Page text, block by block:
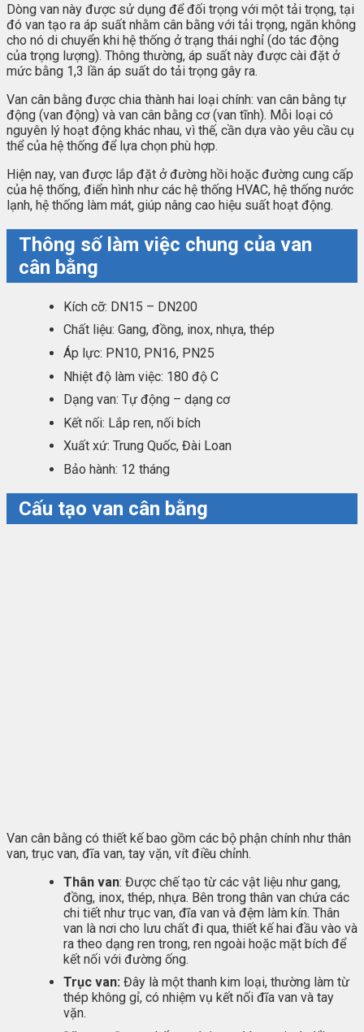
Dòng van này được sử dụng để đối trọng với một tải trọng, tại
đó van tạo ra áp suất nhằm cân bằng với tải trọng, ngăn không
cho nó di chuyển khi hệ thống ở trạng thái nghỉ (do tác động
của trọng lượng). Thông thường, áp suất này được cài đặt ở
mức bằng 1,3 lần áp suất do tải trọng gây ra.
Van cân bằng được chia thành hai loại chính: van cân bằng tự
động (van động) và van cân bằng cơ (van tĩnh). Mỗi loại có
nguyên lý hoạt động khác nhau, vì thế, cần dựa vào yêu cầu cụ
thể của hệ thống để lựa chọn phù hợp.
Hiện nay, van được lắp đặt ở đường hồi hoặc đường cung cấp
của hệ thống, điển hình như các hệ thống HVAC, hệ thống nước
lạnh, hệ thống làm mát, giúp nâng cao hiệu suất hoạt động.
Thông số làm việc chung của van
cân bằng
Kích cỡ: DN15 – DN200
Chất liệu: Gang, đồng, inox, nhựa, thép
Áp lực: PN10, PN16, PN25
Nhiệt độ làm việc: 180 độ C
Dạng van: Tự động – dạng cơ
Kết nối: Lắp ren, nối bích
Xuất xứ: Trung Quốc, Đài Loan
Bảo hành: 12 tháng
Cấu tạo van cân bằng
Van cân bằng có thiết kế bao gồm các bộ phận chính như thân
van, trục van, đĩa van, tay vặn, vít điều chỉnh.
Thân van: Được chế tạo từ các vật liệu như gang,
đồng, inox, thép, nhựa. Bên trong thân van chứa các
chi tiết như trục van, đĩa van và đệm làm kín. Thân
van là nơi cho lưu chất đi qua, thiết kế hai đầu vào và
ra theo dạng ren trong, ren ngoài hoặc mặt bích để
kết nối với đường ống.
Trục van: Đây là một thanh kim loại, thường làm từ
thép không gỉ, có nhiệm vụ kết nối đĩa van và tay
vặn.